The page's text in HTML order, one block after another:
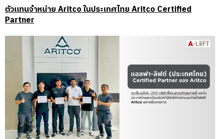
ตัวแทนจำหน่าย Aritco ในประเทศไทย Aritco Certified
Partner